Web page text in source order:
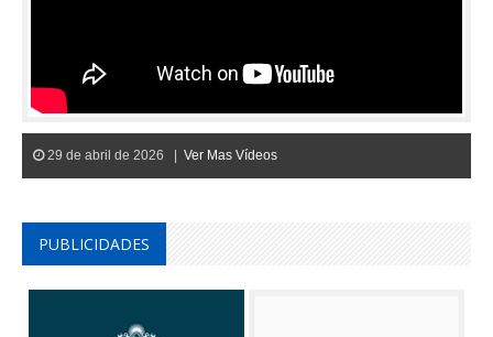
29 de abril de 2026 | Ver Mas Vídeos
PUBLICIDADES